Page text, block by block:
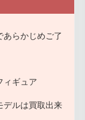
あらかじめご了
ィギュア
デルは買取出来